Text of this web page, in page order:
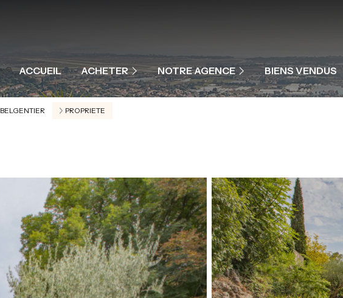
ACCUEIL ACHETER
APPARTEMENTS
PROGRAMME NEUF
NOTRE AGENCE
NOTRE ÉQUIPE
NOS PRESTATIONS
BIENS VENDUS
BELGENTIER PROPRIETE